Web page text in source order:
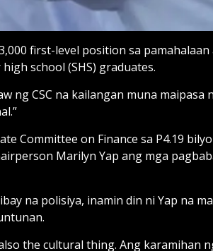
first-level position sa
school (SHS) graduates.
ng CSC na kailangan muna
Committee on Finance sa P4.19
Marilyn Yap ang mga
na polisiya, inamin din ni Yap na
the cultural thing. Ang karamihan